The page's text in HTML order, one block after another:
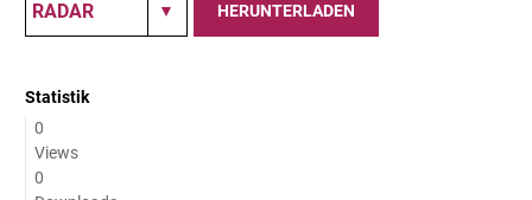
HERUNTERLADEN
Statistik
0
Views
0